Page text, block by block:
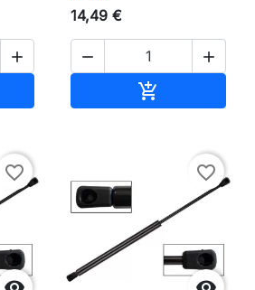

14,49 €
 

favorite_border favorite_border